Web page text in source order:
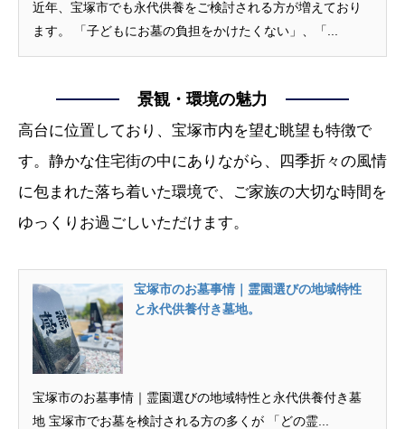
近年、宝塚市でも永代供養をご検討される方が増えており
ます。 「子どもにお墓の負担をかけたくない」、「...
景観・環境の魅力
高台に位置しており、宝塚市内を望む眺望も特徴で
す。静かな住宅街の中にありながら、四季折々の風情
に包まれた落ち着いた環境で、ご家族の大切な時間を
ゆっくりお過ごしいただけます。
宝塚市のお墓事情｜霊園選びの地域特性
と永代供養付き墓地。
宝塚市のお墓事情｜霊園選びの地域特性と永代供養付き墓
地 宝塚市でお墓を検討される方の多くが 「どの霊...